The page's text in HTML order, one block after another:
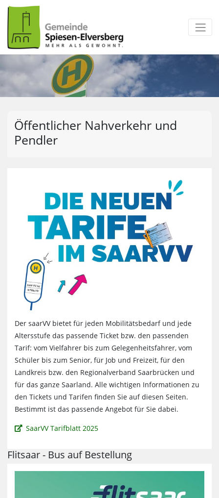
zum Inhalt
Öffentlicher Nahverkehr und
Pendler
Der saarVV bietet für jeden Mobilitätsbedarf und jede
Altersstufe das passende Ticket bzw. den passenden
Tarif: vom Vielfahrer bis zum Gelegenheitsfahrer, vom
Schüler bis zum Senior, für Job und Freizeit, für den
Landkreis bzw. den Regionalverband Saarbrücken und
für das ganze Saarland. Alle wichtigen Informationen zu
den Tickets und Tarifen finden Sie auf diesen Seiten.
Bestimmt ist das passende Angebot für Sie dabei.
SaarVV Tarifblatt 2025
Flitsaar - Bus auf Bestellung